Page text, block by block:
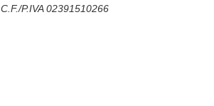
C.F./P.IVA 02391510266